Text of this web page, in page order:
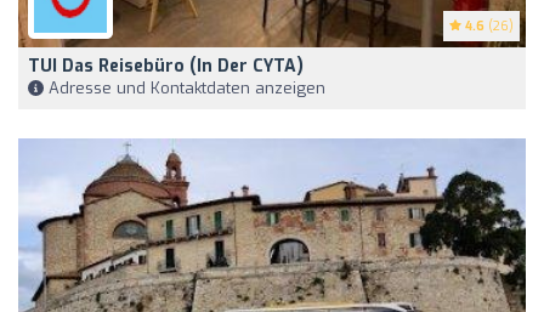
4.6 (26)
TUI Das Reisebüro (in Der CYTA)
Adresse und Kontaktdaten anzeigen